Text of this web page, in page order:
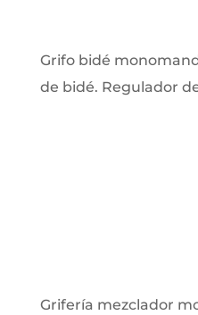
Grifo bidé
de bidé. Regulador
Grifería mezclador